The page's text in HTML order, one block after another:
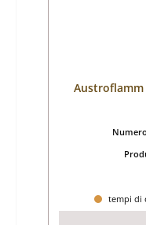
tempi di